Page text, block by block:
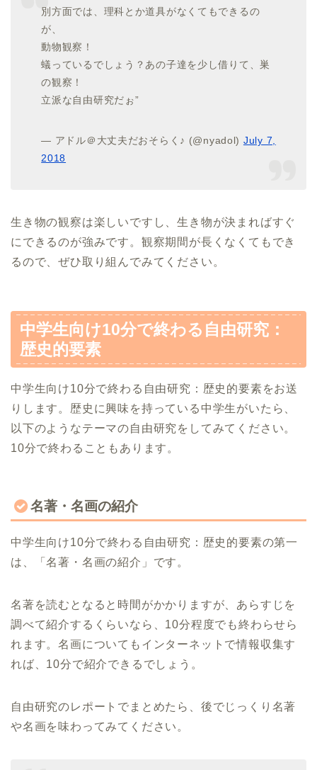
別方面では、理科とか道具がなくてもできるの
が、
動物観察！
蟻っているでしょう？あの子達を少し借りて、巣
の観察！
立派な自由研究だぉ”
— アドル＠大丈夫だおそらく♪ (@nyadol) July 7,
2018
生き物の観察は楽しいですし、生き物が決まればすぐ
にできるのが強みです。観察期間が長くなくてもでき
るので、ぜひ取り組んでみてください。
中学生向け10分で終わる自由研究：
歴史的要素
中学生向け10分で終わる自由研究：歴史的要素をお送
りします。歴史に興味を持っている中学生がいたら、
以下のようなテーマの自由研究をしてみてください。
10分で終わることもあります。
名著・名画の紹介
中学生向け10分で終わる自由研究：歴史的要素の第一
は、「名著・名画の紹介」です。
名著を読むとなると時間がかかりますが、あらすじを
調べて紹介するくらいなら、10分程度でも終わらせら
れます。名画についてもインターネットで情報収集す
れば、10分で紹介できるでしょう。
自由研究のレポートでまとめたら、後でじっくり名著
や名画を味わってみてください。